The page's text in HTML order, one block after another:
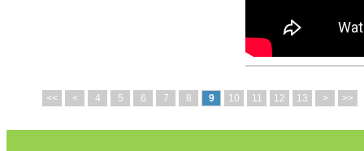
<< < 4 5 6 7 8 9 10 11 12 13 > >>